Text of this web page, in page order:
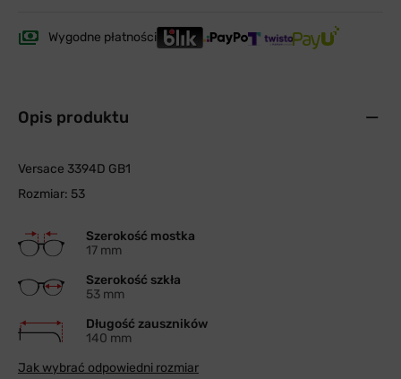
Wygodne płatności
Opis produktu
Versace 3394D GB1
Rozmiar: 53
Szerokość mostka
17 mm
Szerokość szkła
53 mm
Długość zauszników
140 mm
Jak wybrać odpowiedni rozmiar